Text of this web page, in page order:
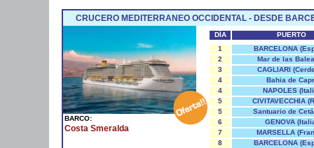
CRUCERO MEDITERRANEO OCCIDENTAL - DESDE
BARCO:
Costa Smeralda
DÍA
PUERTO
1
BARCELONA
2
Mar de las
3
CAGLIARI
4
Bahia de
4
NAPOLES
5
CIVITAVECCHIA
5
Santuario de
6
GENOVA
7
MARSELLA
8
BARCELONA